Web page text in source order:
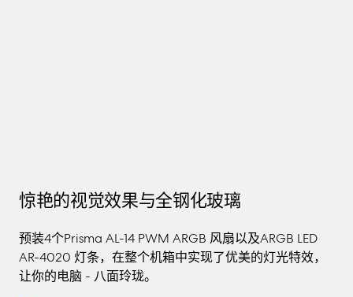
惊艳的视觉效果与全钢化玻璃
预装4个Prisma AL-14 PWM ARGB 风扇以及ARGB LED
AR-4020 灯条，在整个机箱中实现了优美的灯光特效，
让你的电脑 - 八面玲珑。